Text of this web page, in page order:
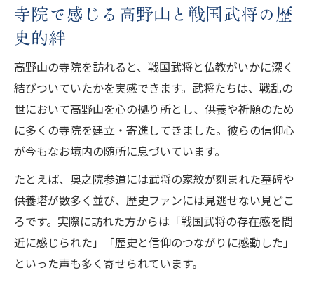
寺院で感じる高野山と戦国武将の歴
史的絆
高野山の寺院を訪れると、戦国武将と仏教がいかに深く
結びついていたかを実感できます。武将たちは、戦乱の
世において高野山を心の拠り所とし、供養や祈願のため
に多くの寺院を建立・寄進してきました。彼らの信仰心
が今もなお境内の随所に息づいています。
たとえば、奥之院参道には武将の家紋が刻まれた墓碑や
供養塔が数多く並び、歴史ファンには見逃せない見どこ
ろです。実際に訪れた方からは「戦国武将の存在感を間
近に感じられた」「歴史と信仰のつながりに感動した」
といった声も多く寄せられています。